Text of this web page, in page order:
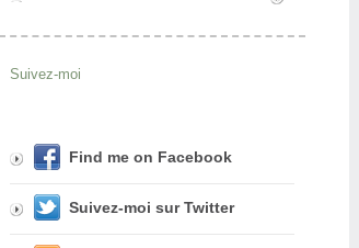
Suivez-moi
Find me on Facebook
Suivez-moi sur Twitter